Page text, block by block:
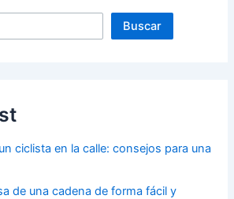
Buscar
ciclista en la calle: consejos para una
de una cadena de forma fácil y